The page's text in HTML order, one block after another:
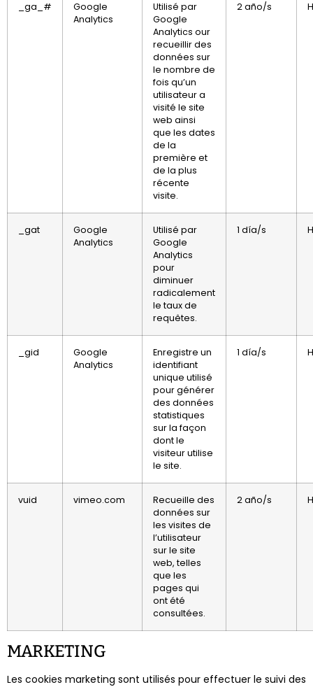
_ga_#
Google
Analytics
Utilisé par
Google
Analytics our
recueillir des
données sur
le nombre de
fois qu’un
utilisateur a
visité le site
web ainsi
que les dates
de la
première et
de la plus
récente
visite.
2 año/s
_gat
Google
Analytics
Utilisé par
Google
Analytics
pour
diminuer
radicalement
le taux de
requêtes.
1 día/s
_gid
Google
Analytics
Enregistre un
identifiant
unique utilisé
pour générer
des données
statistiques
sur la façon
dont le
visiteur utilise
le site.
1 día/s
vuid vimeo.com
Recueille des
données sur
les visites de
l’utilisateur
sur le site
web, telles
que les
pages qui
ont été
consultées.
2 año/s
MARKETING
Les cookies marketing sont utilisés pour effectuer le suivi des